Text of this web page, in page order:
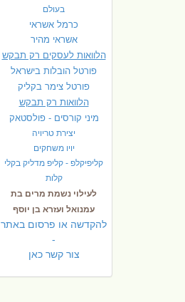
בעולם
כרמל אשראי
אשראי מהיר
הלוואות לעסקים רק תבקש
פורטל הובלות בישראל
פורטל צימר בקליק
הלוואות רק תבקש
מיני קורסים - פולסטאק
יצירת טריויה
יויו משחקים
קליפיקלפ - קליפ מדליק בקלי
קלות
לעילוי נשמת מרים בת
עמנואל ועזרא בן יוסף
להקדשה או פרסום באתר
-
צור קשר כאן